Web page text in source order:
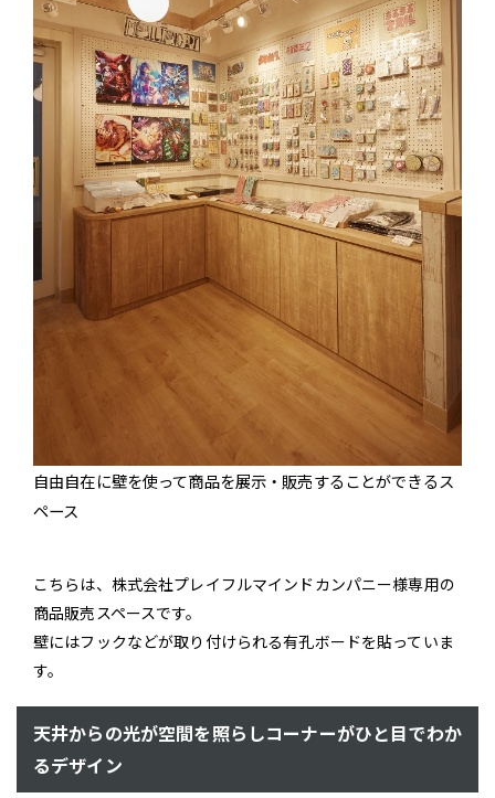
自由自在に壁を使って商品を展示・販売することができるス
ペース
こちらは、株式会社プレイフルマインドカンパニー様専用の
商品販売スペースです。
壁にはフックなどが取り付けられる有孔ボードを貼っていま
す。
天井からの光が空間を照らしコーナーがひと目でわか
るデザイン